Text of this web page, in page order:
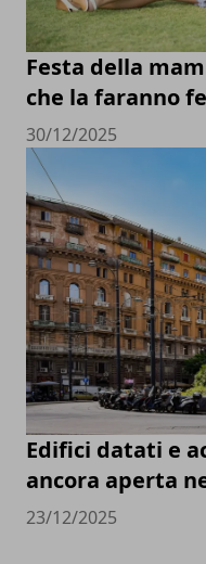
Festa della
che la faranno
30/12/2025
Edifici datati e
ancora aperta
23/12/2025